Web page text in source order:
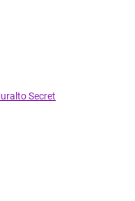
Secret